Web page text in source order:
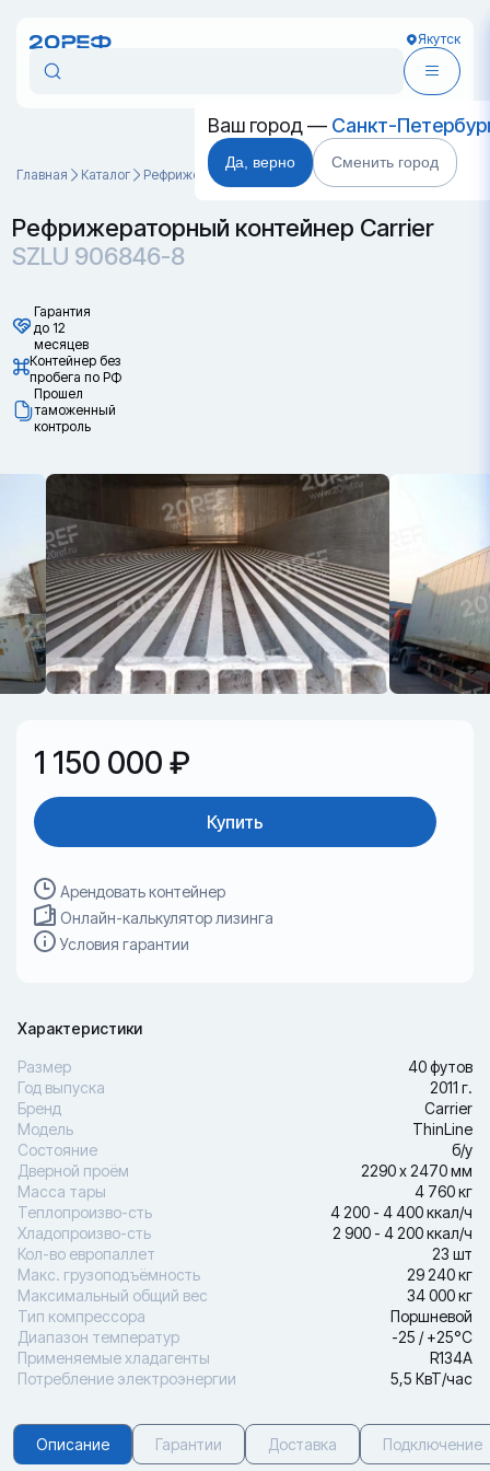
Якутск
Ваш город — Санкт-
Да, верно Сменить город
Главная Каталог Рефрижераторные контейнеры SZLU 906846-8
Рефрижераторный контейнер Carrier
SZLU 906846-8
Гарантия
до 12
месяцев
Контейнер без
пробега по РФ
Прошел
таможенный
контроль
1 150 000 ₽
Купить
Арендовать контейнер
Онлайн-калькулятор лизинга
Условия гарантии
Характеристики
Размер
40 футов
Год выпуска
2011 г.
Бренд
Carrier
Модель
ThinLine
Состояние
б/у
Дверной проём
2290 х 2470 мм
Масса тары
4 760 кг
Теплопроизво-сть
4 200 - 4 400 ккал/ч
Хладопроизво-сть
2 900 - 4 200 ккал/ч
Кол-во европаллет
23 шт
Макс. грузоподъёмность
29 240 кг
Максимальный общий вес
34 000 кг
Тип компрессора
Поршневой
Диапазон температур
-25 / +25°С
Применяемые хладагенты
R134A
Потребление электроэнергии
5,5 КвТ/час
Описание Гарантии Доставка Подключение